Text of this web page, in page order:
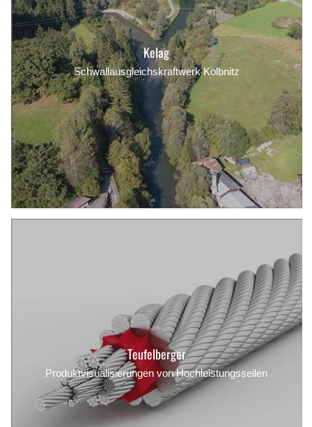
Kelag
Schwallausgleichskraftwerk Kolbnitz
Teufelberger
Produktvisualisierungen von Hochleistungsseilen